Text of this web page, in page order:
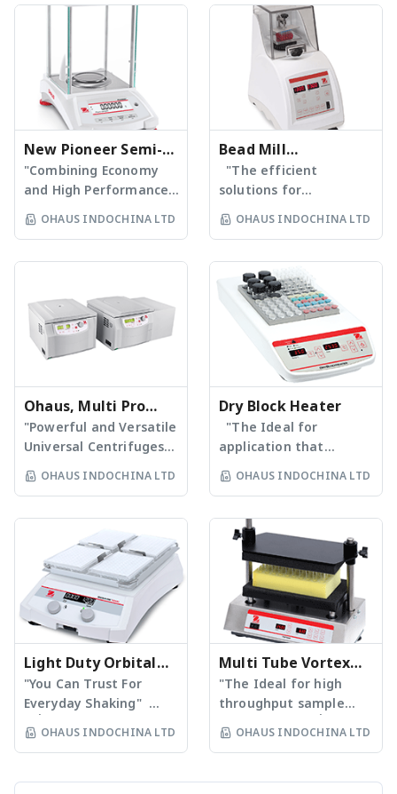
ห้อง+5°C to 500°C
- ความเร็วในการกวนได้
ตั้งแต่ 60 rpm ถึง 1600
rpm - หน้าจอแสดงผลชนิด
Backlit LCD แสดงทั้ง
อุณหภูมิและความเร็วรอบ
- ใช้ได้กับปริมาตรสูงสุด 15
ลิตร แผ่นให้ความร้อนเป็น เซ
รามิก ขนาด 7x7 นิ้ว - มี
ระบบ SafetyHeatTM
ค่าที่กำหนด ข้อมูลเพิ่มเติม
อินโดไชน่า จำกัด
ที่ 3.6 มิลลิเมตร รับน้ำหนักได้
ถึง 3.2 กิโลกรัม - ใช้ได้ทั้ง
ไมโครเพลท, Deep Well
Plates และหลอดขนาดเล็ก
- มีโหมดการเขย่าแบบเป็น
จังหวะ (Pulse Mode) ที่ตั้ง
เวลาได้สูงถึง 59 วินาที ข้อมูล
เพิ่มเติม กรุณาติดต่อ บริษัท
โอเฮ้าส์ อินโดไชน่า จำกัด
New Pioneer Semi-
Micro Balance (PX5)
"Combining Economy
and High Performance
for Essential Weighing"
เครื่องชั่งวิเคราะห์ชนิดความ
แบบ Dual Range - พิกัด
น้ำหนักที่ความละเอียด 5
ตำแหน่ง ได้สูงสุดที่ 82 กรัม
lines bright backlit LCD
และฐานเครื่องเป็นโลหะ
เคลือบสี - มีพอร์ท RS232
และ USB ให้มาเป็นอุปกรณ์
กรุณาติดต่อ บริษัท โอเฮ้าส์
OHAUS INDOCHINA LTD
Bead Mill
Homogenizer
"The efficient
solutions for
homogenizing sample
preparation" เครื่อง
เม็ดบีท - ความเร็วรอบในการ
เขย่า ตั้งแต่ 300 - 1600
รอบ/นาที ปรับได้ครั้งละ 1
รอบ/นาที - ตั้งเวลาได้ตั้งแต่
1 วินาที ถึง 10 นาที ปรับได้
ครั้งละ 1 วินาที - มีหลอด
ตัวอย่างให้เลือกใช้งานได้ถึง
7 ประเภท ข้อมูลเพิ่มเติม
กรุณาติดต่อ บริษัท โอเฮ้าส์
อินโดไชน่า จำกัด
OHAUS INDOCHINA LTD
Ohaus, Multi Pro
Centrifuge FC5816 &
FC5816R
"Powerful and Versatile
Universal Centrifuges
for Virtually Every Lab
Application" เครื่องปั่น
สูงสุดในการปั่น 15,000 rpm
สำหรับรุ่น FC5816 และ
16,000 rpm สำหรับรุ่น
FC5816R - แรงเหวี่ยงสู่
ศูนย์กลาง (RCF) สูงสุดที่
21379 g สำหรับรุ่น FC5816
และ 24325 g สำหรับรุ่น
FC5816R - รองรับหัวปั่นได้
ถึง 13 ชนิด ปริมาตรสูงสุดที่
250 ml - สำหรับรุ่น
FC5816R สามารถทำความ
ข้อมูลเพิ่มเติม กรุณาติดต่อ
OHAUS INDOCHINA LTD
Dry Block Heater
"The Ideal for
application that
require temperature
stability" เครื่องให้ความ
ให้ความร้อนด้วย PID
Microprocessor มีความ
ถูกต้องและให้ความร้อนได้
รวดเร็ว - หลุมออกแบบมา
ให้วางบล็อกได้พอดีทำให้หน้า
สัมผัสสามารถรับความร้อน
ได้ดีทำให้ได้ผลการทดลองที่มี
ประสิทธิภาพ - ใช้งานได้ใน
ช่วงอุณหภูมิตั้งแต่อุณหภูมิ
ห้อง+5°C ถึง 120°C - มี
บล็อกให้เลือกใช้งานหลาก
หลายขนาดตามขนาดหลอด
เลือก 4 รุ่น แบบ 1, 2, 4 และ
OHAUS INDOCHINA LTD
Light Duty Orbital
Shaker
"You Can Trust For
Everyday Shaking"
เครื่องเขย่าชนิดหมุนวนแบบ
Light Duty - เป็นเครื่อง
รุ่น คือ ถาดแบบใช้กับงาน
OHAUS INDOCHINA LTD
Multi Tube Vortex
Mixers
"The Ideal for high
throughput sample
processing" เครื่องผสม
แบบสั่นแบบหลายหลอด
เนื่องตลอดเวลา และสั่นแบบ
OHAUS INDOCHINA LTD